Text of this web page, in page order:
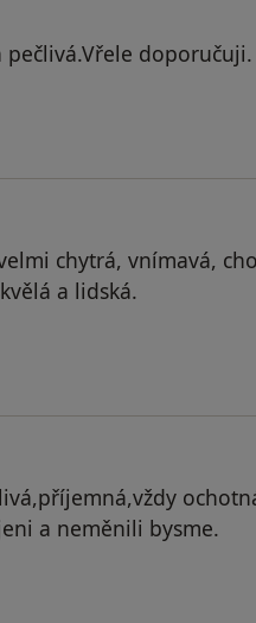
doporučuji.
Lidka
chytrá, vnímavá,
a lidská.
Mirek
a neměnili bysme.
pacienka